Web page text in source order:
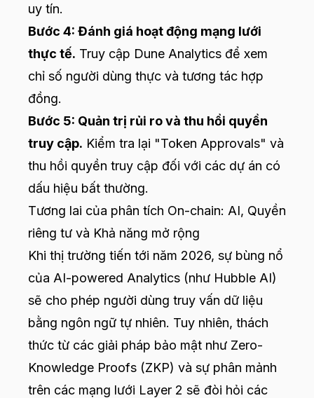
uy tín.
Bước 4: Đánh giá hoạt động mạng lưới
thực tế. Truy cập Dune Analytics để xem
chỉ số người dùng thực và tương tác hợp
đồng.
Bước 5: Quản trị rủi ro và thu hồi quyền
truy cập. Kiểm tra lại "Token Approvals" và
thu hồi quyền truy cập đối với các dự án có
dấu hiệu bất thường.
Tương lai của phân tích On-chain: AI, Quyền
riêng tư và Khả năng mở rộng
Khi thị trường tiến tới năm 2026, sự bùng nổ
của AI-powered Analytics (như Hubble AI)
sẽ cho phép người dùng truy vấn dữ liệu
bằng ngôn ngữ tự nhiên. Tuy nhiên, thách
thức từ các giải pháp bảo mật như Zero-
Knowledge Proofs (ZKP) và sự phân mảnh
trên các mạng lưới Layer 2 sẽ đòi hỏi các